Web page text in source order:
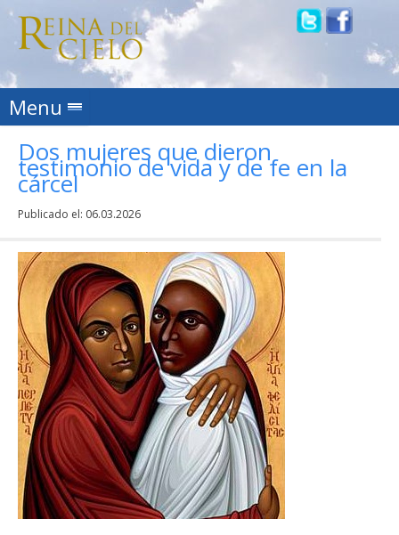
Menu Skip to content
Dos mujeres que dieron
testimonio de vida y de fe en la
cárcel
Publicado el: 06.03.2026